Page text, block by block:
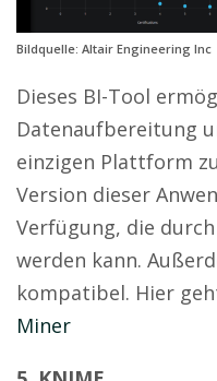
Bildquelle: Altair Engineering Inc
Dieses BI-Tool
Datenaufbereitung
einzigen Plattform
Version dieser
Verfügung, die
werden kann.
kompatibel. Hier
Miner